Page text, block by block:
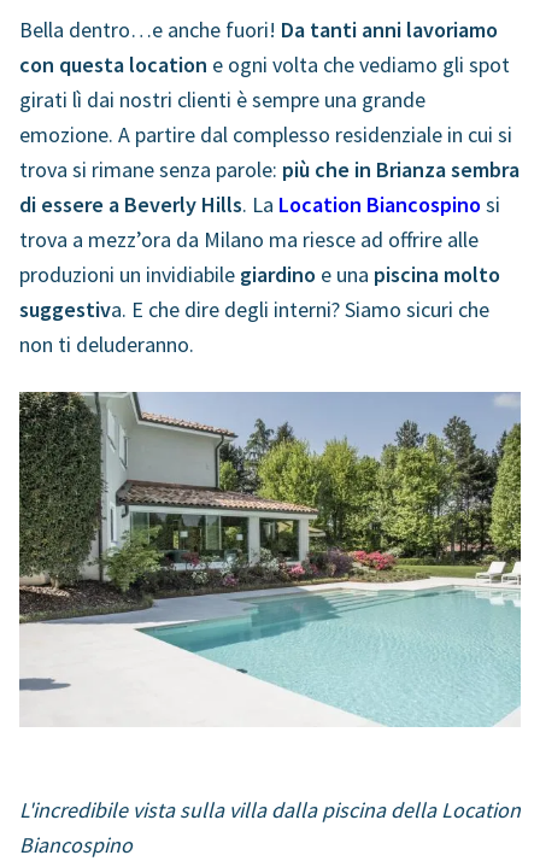
Bella dentro…e anche fuori! Da tanti anni lavoriamo
con questa location e ogni volta che vediamo gli spot
girati lì dai nostri clienti è sempre una grande
emozione. A partire dal complesso residenziale in cui si
trova si rimane senza parole: più che in Brianza sembra
di essere a Beverly Hills. La Location Biancospinosi
trova a mezz’ora da Milano ma riesce ad offrire alle
produzioni un invidiabile giardino e una piscina molto
suggestiva. E che dire degli interni? Siamo sicuri che
non ti deluderanno.
L'incredibile vista sulla villa dalla piscina della Location
Biancospino